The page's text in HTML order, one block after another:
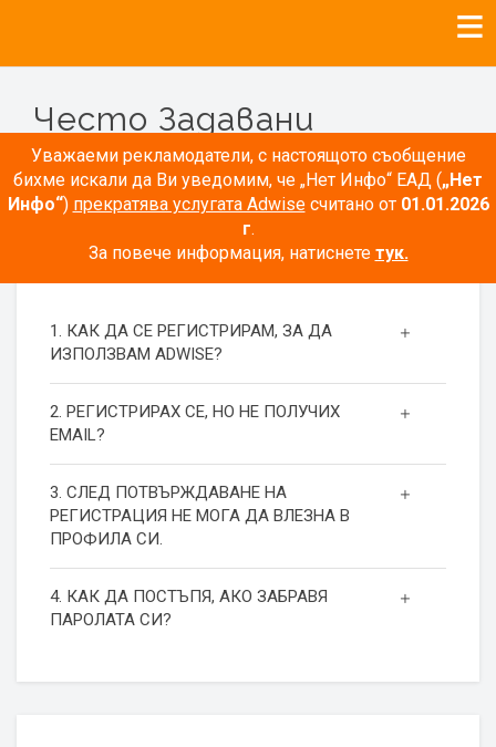
Уважаеми рекламодатели, с настоящото съобщение
бихме искали да Ви уведомим, че „Нет Инфо“ ЕАД („Нет
Инфо“) прекратява услугата Adwiseсчитано от 01.01.2026
г.
За повече информация, натиснете тук.
Често Задавани
Въпроси
РЕГИСТРАЦИЯ
1. КАК ДА СЕ РЕГИСТРИРАМ, ЗА ДА
ИЗПОЛЗВАМ ADWISE?
2. РЕГИСТРИРАХ СЕ, НО НЕ ПОЛУЧИХ
EMAIL?
3. СЛЕД ПОТВЪРЖДАВАНЕ НА
РЕГИСТРАЦИЯ НЕ МОГА ДА ВЛЕЗНА В
ПРОФИЛА СИ.
4. КАК ДА ПОСТЪПЯ, АКО ЗАБРАВЯ
ПАРОЛАТА СИ?